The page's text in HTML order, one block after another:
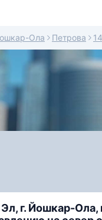
Ола Петрова
г. Йошкар-Ола,